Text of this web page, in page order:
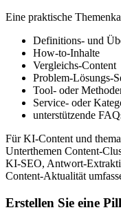
Eine praktische
Definitions- und
How-to-Inhalte
Vergleichs-Content
Problem-Lösungs-
Tool- oder
Service- oder
unterstützende
Für KI-Content und
Unterthemen Content-
KI-SEO, Antwort-
Content-Aktualität
Erstellen Sie eine